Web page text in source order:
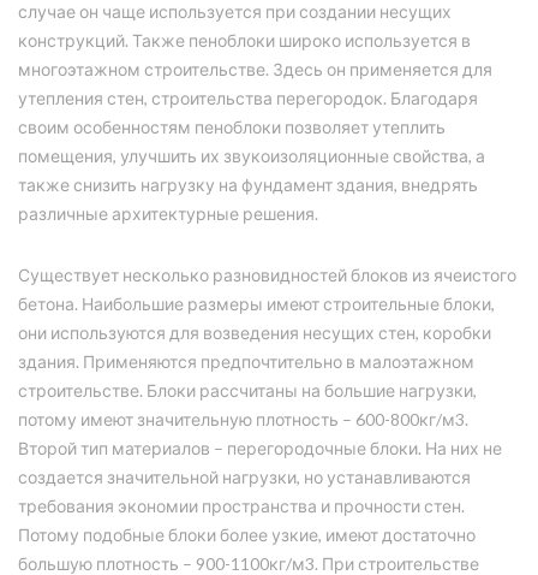
случае он чаще используется при создании несущих
конструкций. Также пеноблоки широко используется в
многоэтажном строительстве. Здесь он применяется для
утепления стен, строительства перегородок. Благодаря
своим особенностям пеноблоки позволяет утеплить
помещения, улучшить их звукоизоляционные свойства, а
также снизить нагрузку на фундамент здания, внедрять
различные архитектурные решения.
Существует несколько разновидностей блоков из ячеистого
бетона. Наибольшие размеры имеют строительные блоки,
они используются для возведения несущих стен, коробки
здания. Применяются предпочтительно в малоэтажном
строительстве. Блоки рассчитаны на большие нагрузки,
потому имеют значительную плотность – 600-800кг/м3.
Второй тип материалов – перегородочные блоки. На них не
создается значительной нагрузки, но устанавливаются
требования экономии пространства и прочности стен.
Потому подобные блоки более узкие, имеют достаточно
большую плотность – 900-1100кг/м3. При строительстве